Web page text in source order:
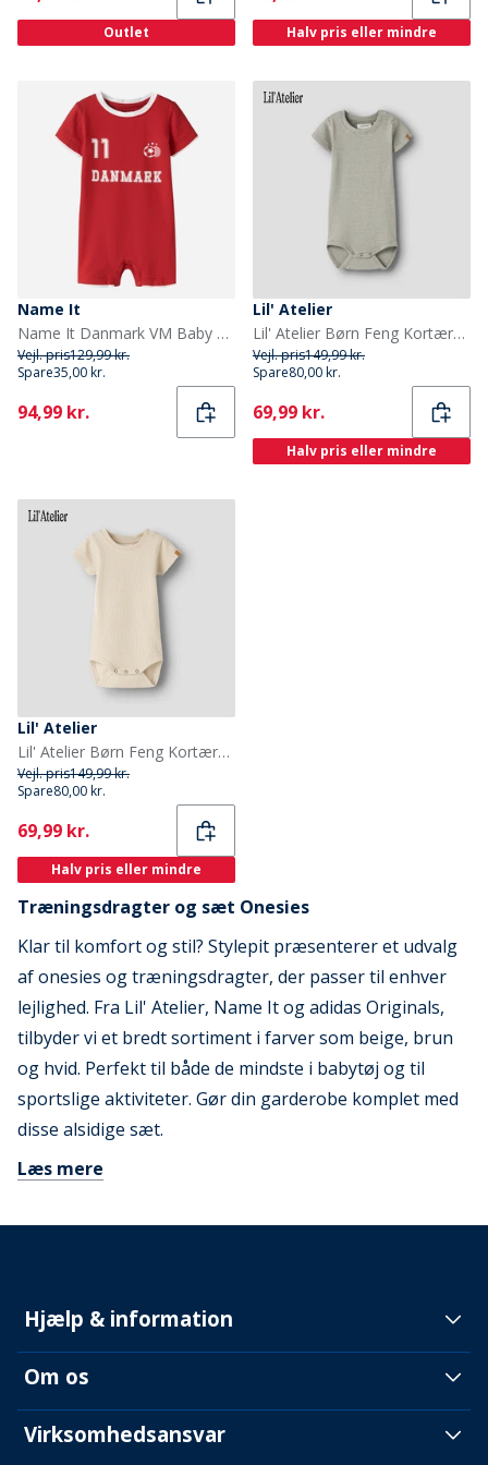
Outlet Halv pris eller mindre
Name It
Name It Danmark VM Baby Bodystocking True Red Denmark
Vejl. pris129,99 kr.
Spare35,00 kr.
Current
94,99 kr.
Lil' Atelier
Lil' Atelier Børn Feng Kortærmet Babybody Overland Trek
Vejl. pris149,99 kr.
Spare80,00 kr.
Current
69,99 kr.
Halv pris eller mindre
Lil' Atelier
Lil' Atelier Børn Feng Kortærmet Babybody Oxford Tan
Vejl. pris149,99 kr.
Spare80,00 kr.
Current
69,99 kr.
Halv pris eller mindre
Træningsdragter og sæt Onesies
Klar til komfort og stil? Stylepit præsenterer et udvalg
af onesies og træningsdragter, der passer til enhver
lejlighed. Fra Lil' Atelier, Name It og adidas Originals,
tilbyder vi et bredt sortiment i farver som beige, brun
og hvid. Perfekt til både de mindste i babytøj og til
sportslige aktiviteter. Gør din garderobe komplet med
disse alsidige sæt.
Læs mere
Hjælp & information
Om os
Virksomhedsansvar